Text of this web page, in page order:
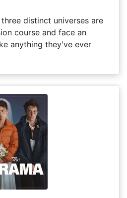
distinct universes are
course and face an
anything they've ever